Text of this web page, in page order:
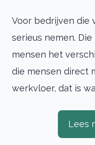
Voor bedrijven die
serieus nemen.
mensen het
die mensen direct
werkvloer, dat is
Lees